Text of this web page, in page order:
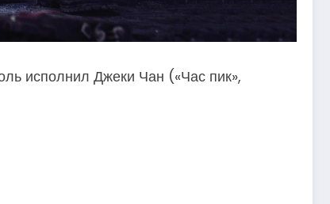
исполнил Джеки Чан («Час пик»,